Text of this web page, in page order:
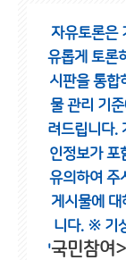
자유토론은
유롭게 토론
시판을 통합
물 관리 기
려드립니다.
인정보가 포
유의하여 주
게시물에
니다. ※ 기
'국민참여